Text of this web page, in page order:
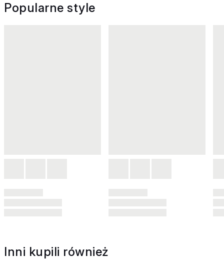
Popularne style
Inni kupili również